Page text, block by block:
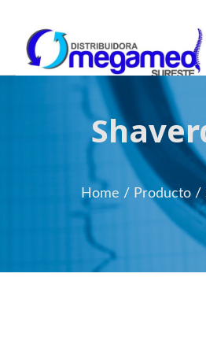
OmegaMed
OmegaMed Sureste
Home / Producto /